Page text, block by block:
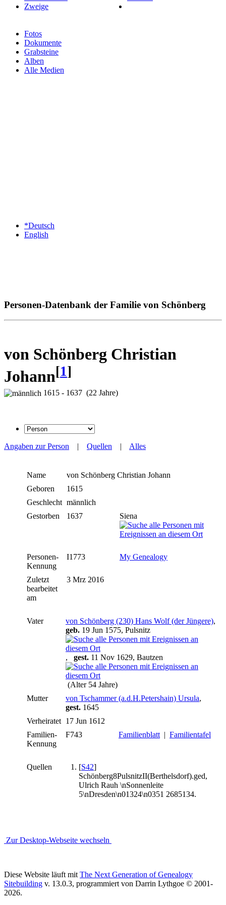
Fotos
Dokumente
Grabsteine
Alben
Alle Medien
Zweige
*Deutsch
English
Personen-Datenbank der Familie von Schönberg
von Schönberg Christian
Johann[1]
1615 - 1637 (22 Jahre)
Angaben zur Person | Quellen | Alles
Name von Schönberg Christian Johann
Geboren
1615
Geschlecht männlich
Gestorben
1637 Siena
Personen-
Kennung
I1773 My Genealogy
Zuletzt
bearbeitet
am
3 Mrz 2016
Vater von Schönberg (230) Hans Wolf (der Jüngere),
geb. 19 Jun 1575, Pulsnitz
, gest. 11 Nov 1629, Bautzen
(Alter 54 Jahre)
Mutter
von Tschammer (a.d.H.Petershain) Ursula,
gest. 1645
Verheiratet 17 Jun 1612
Familien-
Kennung
F743 Familienblatt | Familientafel
Quellen [S42]
Schönberg8PulsnitzII(Berthelsdorf).ged,
Ulrich Rauh \nSonnenleite
5\nDresden\n01324\n0351 2685134.
Zur Desktop-Webseite wechseln
Diese Website läuft mit The Next Generation of Genealogy
Sitebuilding v. 13.0.3, programmiert von Darrin Lythgoe © 2001-
2026.